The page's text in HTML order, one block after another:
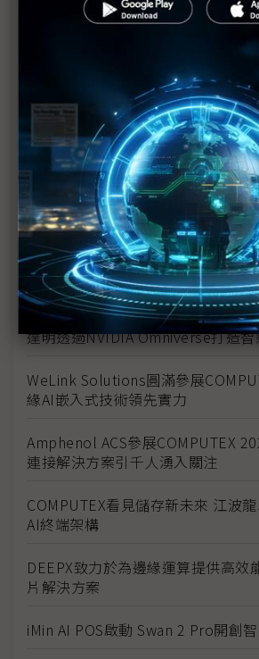
從潤滑油到冷卻液 嘉實多
EZCast三大旗艦亮相 COMPUTEX
NVIDIA驅動的超級電腦為台灣研究
PROMISE Technology於
創新實力
NVIDIA與台灣製造商及超級運算共
態系
達明透過NVIDIA Omniverse打造
WeLink Solutions圓滿參展
緣AI嵌入式技術領先實力
Amphenol ACS參展COMPUTEX
連接解決方案引千人湧入關注
COMPUTEX看見儲存新未來 江波
AI終端架構
DEEPX致力於為邊緣運算提供高效
片解決方案
iMin AI POS啟動 Swan 2 Pro開創